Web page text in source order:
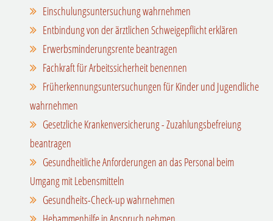
Einschulungsuntersuchung wahrnehmen
Entbindung von der ärztlichen Schweigepflicht erklären
Erwerbsminderungsrente beantragen
Fachkraft für Arbeitssicherheit benennen
Früherkennungsuntersuchungen für Kinder und Jugendliche
wahrnehmen
Gesetzliche Krankenversicherung - Zuzahlungsbefreiung
beantragen
Gesundheitliche Anforderungen an das Personal beim
Umgang mit Lebensmitteln
Gesundheits-Check-up wahrnehmen